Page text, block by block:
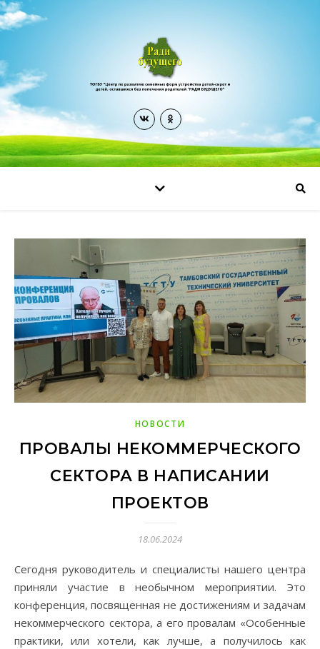
НОВОСТИ
ПРОВАЛЫ НЕКОММЕРЧЕСКОГО
СЕКТОРА В НАПИСАНИИ
ПРОЕКТОВ
18.06.2024
Сегодня руководитель и специалисты нашего центра
приняли участие в необычном мероприятии. Это
конференция, посвященная не достижениям и задачам
некоммерческого сектора, а его провалам «Особенные
практики, или хотели, как лучше, а получилось как